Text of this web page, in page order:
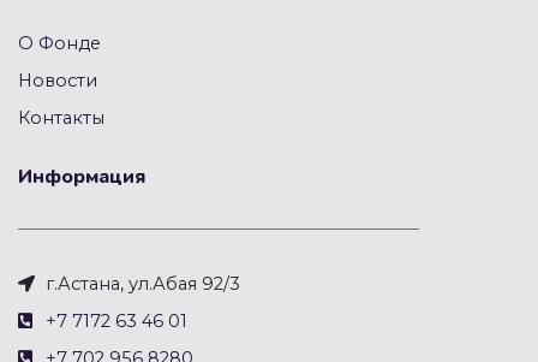
О Фонде
Новости
Контакты
Информация
г.Астана, ул.Абая 92/3
+7 7172 63 46 01